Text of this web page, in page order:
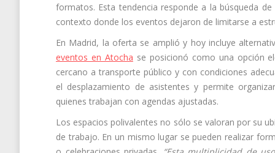
formatos. Esta tendencia responde a la búsqueda
contexto donde los eventos dejaron de limitarse a
En Madrid, la oferta se amplió y hoy incluye
eventos en Atocha se posicionó como una opción
cercano a transporte público y con condiciones
el desplazamiento de asistentes y permite
quienes trabajan con agendas ajustadas.
Los espacios polivalentes no sólo se valoran por su
de trabajo. En un mismo lugar se pueden realizar